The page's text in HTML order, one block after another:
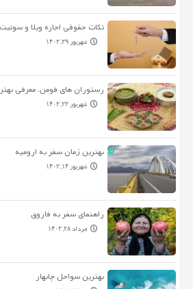
نکات حقوقی اجاره ویلا و سوئیت
شهریور ۲۹, ۱۴۰۲
رستوران های فومن، معرفی
شهریور ۲۲, ۱۴۰۲
بهترین زمان سفر به ارومیه
شهریور ۱۴, ۱۴۰۲
راهنمای سفر به فاروق
مرداد ۲۸, ۱۴۰۲
بهترین سواحل چابهار